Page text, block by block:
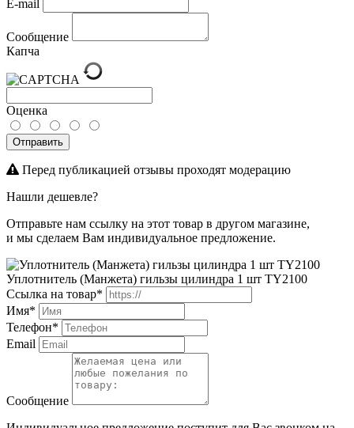
E-mail
Сообщение
Капча
Оценка
Отправить
Перед публикацией отзывы проходят модерацию
Нашли дешевле?
Отправьте нам ссылку на этот товар в другом магазине,
и мы сделаем Вам индивидуальное предложение.
Уплотнитель (Манжета) гильзы цилиндра 1 шт TY2100
Ссылка на товар*
Имя*
Телефон*
Email
Сообщение